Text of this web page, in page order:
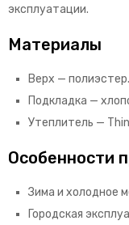
эксплуатации.
Материалы
Верх — полиэстер.
Подкладка —
Утеплитель —
Особенности
Зима и холодное
Городская